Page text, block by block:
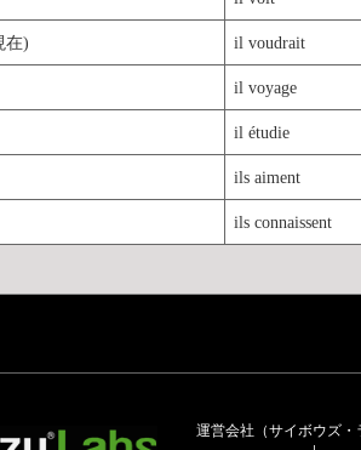
在) il voudrait
il voyage
il étudie
ils aiment
ils connaissent
運営会社（サイボウズ・